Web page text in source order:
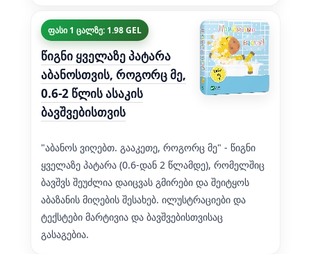
ფასი 1 ცალზე: 1.98 GEL
წიგნი ყველაზე პატარა
აბანოსთვის, როგორც მე,
0.6-2 წლის ასაკის
ბავშვებისთვის
"აბანოს ვიღებთ. გააკეთე, როგორც მე" - წიგნი
ყველაზე პატარა (0.6-დან 2 წლამდე), რომელშიც
ბავშვს შეუძლია დაიცვას გმირები და შეიტყოს
აბაზანის მიღების შესახებ. ილუსტრაციები და
ტექსტები მარტივია და ბავშვებისთვისაც
გასაგებია.